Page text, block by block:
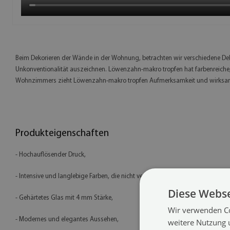
Beim Dekorieren der Wände in der Wohnung, betrachten wir verschiedene
Unkonventionalität auszeichnen. Löwenzahn-makro tropfen hat
Wohnzimmers zieht Löwenzahn-makro tropfen Aufmerksamkeit und
Produkteigenschaften
- Hochauflösender Druck,
- Intensive und langlebige Farben, die nicht verblassen,
- Gehärtetes Glas mit 4 mm Stärke,
- Modernes und elegantes Aussehen,
Diese
Wir verwenden
weitere Nutzung